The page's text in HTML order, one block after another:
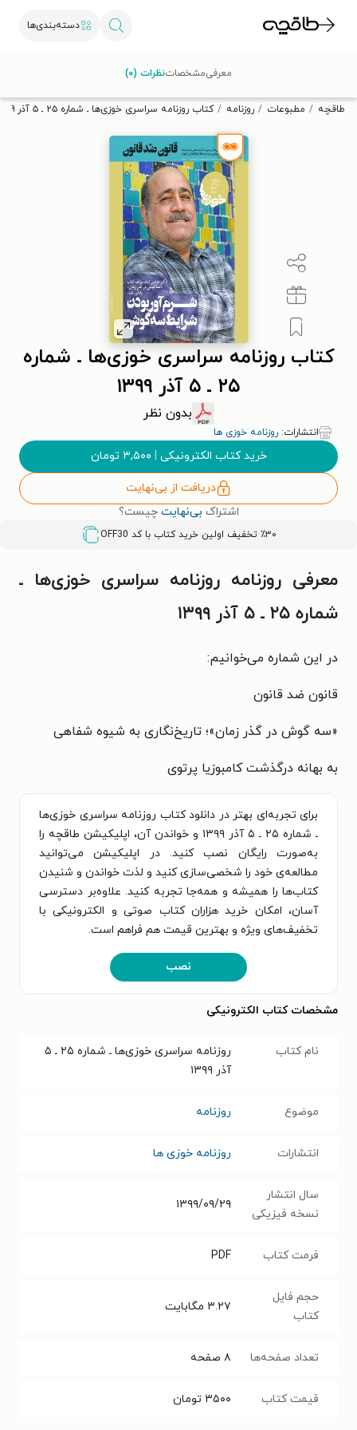
دسته‌بندی‌ها
تخفیف از طاقچه دریافت کن.
طاقچه مطبوعات روزنامه کتاب روزنامه سراسری خوزی‌ها ـ شماره ۲۵ ـ ۵ آذر ۱۳۹۹
کتاب روزنامه سراسری خوزی‌ها ـ شماره
۲۵ ـ ۵ آذر ۱۳۹۹
بدون نظر
انتشارات: روزنامه خوزی ها
خرید کتاب الکترونیکی | ۳,۵۰۰ تومان
دریافت از بی‌نهایت
اشتراک بی‌نهایت چیست؟
٪۳۰ تخفیف اولین خرید کتاب با کد OFF30
معرفیمشخصاتنظرات (۰)
معرفی روزنامه روزنامه سراسری خوزی‌ها ـ
شماره ۲۵ ـ ۵ آذر ۱۳۹۹
در این شماره می‌خوانیم:
قانون ضد قانون
«سه گوش در گذر زمان»؛ تاریخ‌نگاری به شیوه شفاهی
به بهانه درگذشت کامبوزیا پرتوی
برای تجربه‌ای بهتر در دانلود کتاب روزنامه سراسری خوزی‌ها
ـ شماره ۲۵ ـ ۵ آذر ۱۳۹۹ و خواندن آن، اپلیکیشن طاقچه را
به‌صورت رایگان نصب کنید. در اپلیکیشن می‌توانید
مطالعه‌ی خود را شخصی‌سازی کنید و لذت خواندن و شنیدن
کتاب‌ها را همیشه و همه‌جا تجربه کنید. علاوه‌بر دسترسی
آسان، امکان خرید هزاران کتاب صوتی و الکترونیکی با
تخفیف‌های ویژه و بهترین قیمت هم فراهم است.
نصب
مشخصات کتاب الکترونیکی
نام کتاب
روزنامه سراسری خوزی‌ها ـ شماره ۲۵ ـ ۵
آذر ۱۳۹۹
موضوع روزنامه
انتشارات روزنامه خوزی ها
سال انتشار
نسخه فیزیکی
۱۳۹۹/۰۹/۲۹
فرمت کتاب PDF
حجم فایل
کتاب
۳.۲۷ مگابایت
تعداد صفحه‌ها ۸ صفحه
قیمت کتاب ۳۵۰۰ تومان